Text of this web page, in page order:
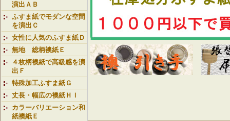
演出ＡＢ
ふすま紙でモダンな空間
を演出Ｃ
女性に人気のふすま紙Ｄ
無地 総柄襖紙Ｅ
４枚柄襖紙で高級感を演
出Ｆ
特殊加工ふすま紙Ｇ
丈長・幅広の襖紙ＨＩ
カラーバリエーション和
紙襖紙Ｅ